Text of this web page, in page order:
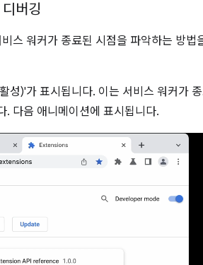
버깅
스 워커가 종료된 시점을 파악하는 방법
성)'가 표시됩니다. 이는 서비스 워커가
. 다음 애니메이션에 표시됩니다.